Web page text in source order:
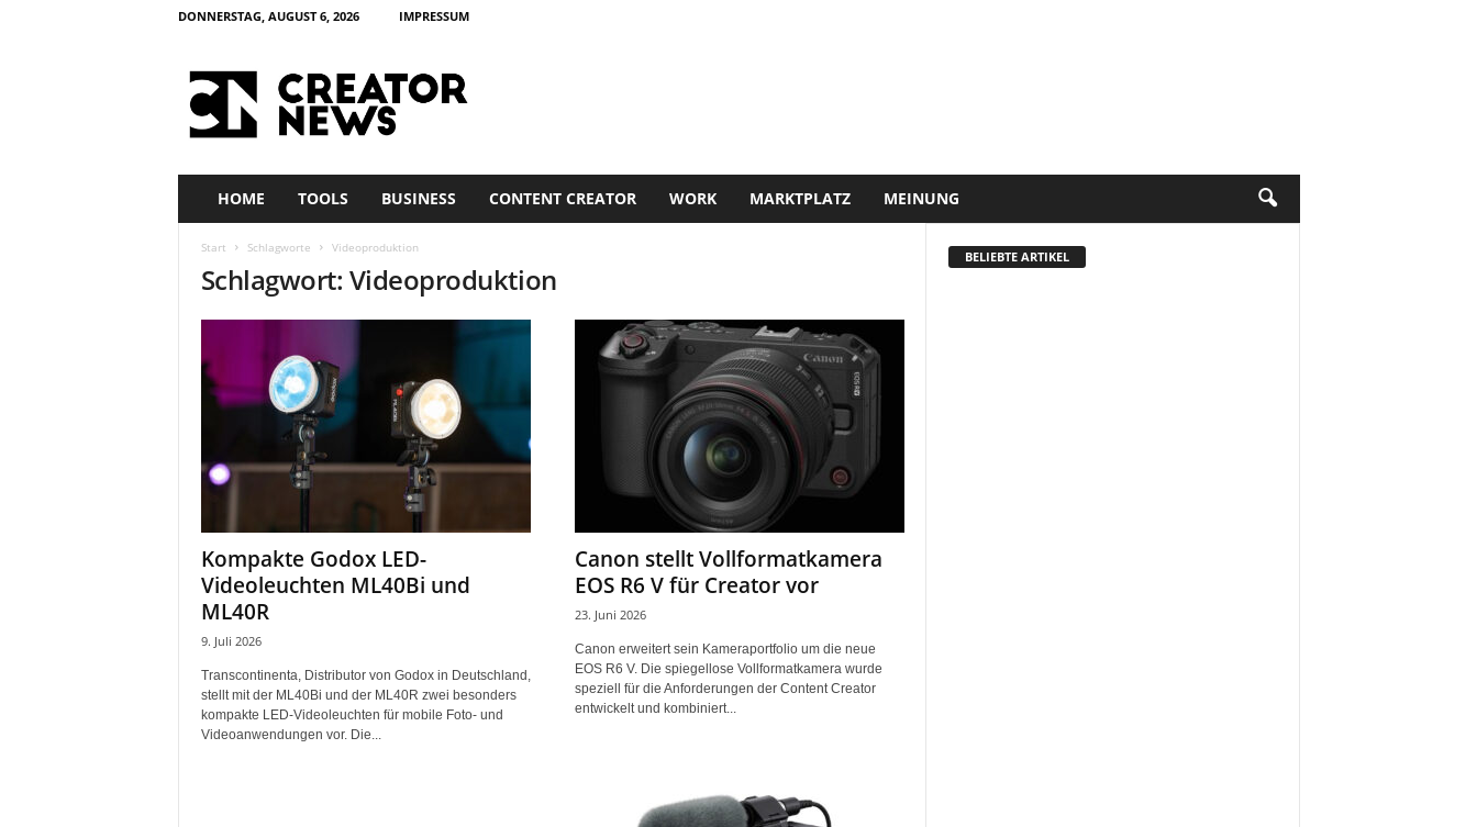
DONNERSTAG, AUGUST 6, 2026 IMPRESSUM
HOME TOOLS BUSINESS CONTENT CREATOR WORK MARKTPLATZ MEINUNG
Start Schlagworte Videoproduktion
Schlagwort: Videoproduktion
Kompakte Godox LED-
Videoleuchten ML40Bi und
ML40R
9. Juli 2026
Transcontinenta, Distributor von Godox in Deutschland,
stellt mit der ML40Bi und der ML40R zwei besonders
kompakte LED-Videoleuchten für mobile Foto- und
Videoanwendungen vor. Die...
Canon stellt Vollformatkamera
EOS R6 V für Creator vor
23. Juni 2026
Canon erweitert sein Kameraportfolio um die neue
EOS R6 V. Die spiegellose Vollformatkamera wurde
speziell für die Anforderungen der Content Creator
entwickelt und kombiniert...
BELIEBTE ARTIKEL